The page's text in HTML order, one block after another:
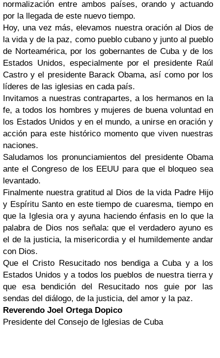
normalización entre ambos países, orando y actuando
por la llegada de este nuevo tiempo.
Hoy, una vez más, elevamos nuestra oración al Dios de
la vida y de la paz, como pueblo cubano y junto al pueblo
de Norteamérica, por los gobernantes de Cuba y de los
Estados Unidos, especialmente por el presidente Raúl
Castro y el presidente Barack Obama, así como por los
líderes de las iglesias en cada país.
Invitamos a nuestras contrapartes, a los hermanos en la
fe, a todos los hombres y mujeres de buena voluntad en
los Estados Unidos y en el mundo, a unirse en oración y
acción para este histórico momento que viven nuestras
naciones.
Saludamos los pronunciamientos del presidente Obama
ante el Congreso de los EEUU para que el bloqueo sea
levantado.
Finalmente nuestra gratitud al Dios de la vida Padre Hijo
y Espíritu Santo en este tiempo de cuaresma, tiempo en
que la Iglesia ora y ayuna haciendo énfasis en lo que la
palabra de Dios nos señala: que el verdadero ayuno es
el de la justicia, la misericordia y el humildemente andar
con Dios.
Que el Cristo Resucitado nos bendiga a Cuba y a los
Estados Unidos y a todos los pueblos de nuestra tierra y
que esa bendición del Resucitado nos guie por las
sendas del diálogo, de la justicia, del amor y la paz.
Reverendo Joel Ortega Dopico
Presidente del Consejo de Iglesias de Cuba